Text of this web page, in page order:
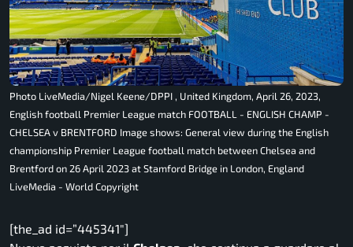
Photo LiveMedia/Nigel Keene/DPPI , United Kingdom, April 26, 2023,
English football Premier League match FOOTBALL - ENGLISH CHAMP -
CHELSEA v BRENTFORD Image shows: General view during the English
championship Premier League football match between Chelsea and
Brentford on 26 April 2023 at Stamford Bridge in London, England
LiveMedia - World Copyright
[the_ad id=”445341″]